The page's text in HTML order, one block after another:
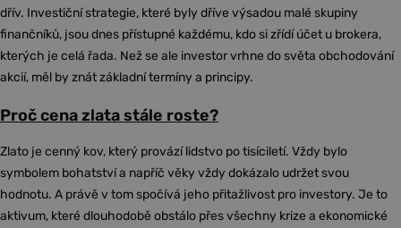
dřív. Investiční strategie, které byly dříve výsadou malé skupiny
finančníků, jsou dnes přístupné každému, kdo si zřídí účet u brokera,
kterých je celá řada. Než se ale investor vrhne do světa obchodování
akcií, měl by znát základní termíny a principy.
Proč cena zlata stále roste?
Zlato je cenný kov, který provází lidstvo po tisíciletí. Vždy bylo
symbolem bohatství a napříč věky vždy dokázalo udržet svou
hodnotu. A právě v tom spočívá jeho přitažlivost pro investory. Je to
aktivum, které dlouhodobě obstálo přes všechny krize a ekonomické